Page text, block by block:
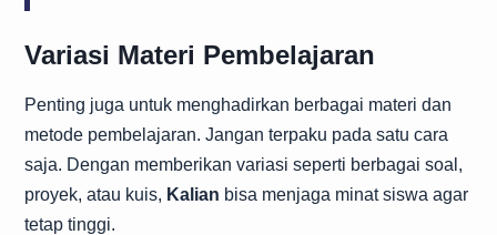
Variasi Materi Pembelajaran
Penting juga untuk menghadirkan berbagai materi dan
metode pembelajaran. Jangan terpaku pada satu cara
saja. Dengan memberikan variasi seperti berbagai soal,
proyek, atau kuis, Kalian bisa menjaga minat siswa agar
tetap tinggi.